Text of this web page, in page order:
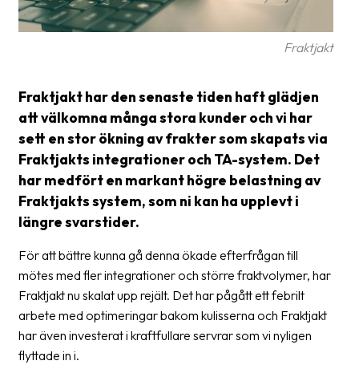
Tulldeklarationer
Manualer
Nedladdningar
Streckkodsläsare
Kundtjänst
Om
företaget
Fraktjakt
Pressrum
Fraktjakt
Fraktjakt har den senaste tiden haft glädjen
att välkomna många stora kunder och vi har
sett en stor ökning av frakter som skapats via
Fraktjakts integrationer och TA-system. Det
har medfört en markant högre belastning av
Fraktjakts system, som ni kan ha upplevt i
längre svarstider.
För att bättre kunna gå denna ökade efterfrågan till
mötes med fler integrationer och större fraktvolymer, har
Fraktjakt nu skalat upp rejält. Det har pågått ett febrilt
arbete med optimeringar bakom kulisserna och Fraktjakt
har även investerat i kraftfullare servrar som vi nyligen
flyttade in i.